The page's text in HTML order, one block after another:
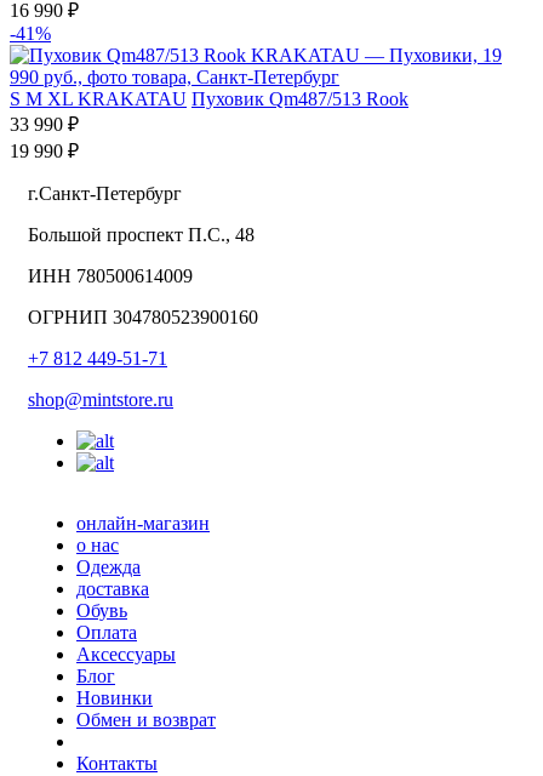
16 990 ₽
-41%
S M XL KRAKATAU Пуховик Qm487/513 Rook
33 990 ₽
19 990 ₽
г.Санкт-Петербург
Большой проспект П.С., 48
ИНН 780500614009
ОГРНИП 304780523900160
+7 812 449-51-71
shop@mintstore.ru
онлайн-магазин
о нас
Одежда
доставка
Обувь
Оплата
Аксессуары
Блог
Новинки
Обмен и возврат
Контакты